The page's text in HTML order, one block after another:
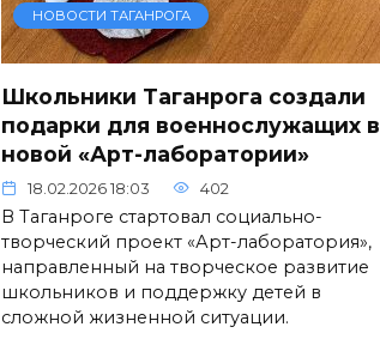
НОВОСТИ ТАГАНРОГА
Школьники Таганрога создали
подарки для военнослужащих в
новой «Арт-лаборатории»
18.02.2026 18:03 402
В Таганроге стартовал социально-
творческий проект «Арт-лаборатория»,
направленный на творческое развитие
школьников и поддержку детей в
сложной жизненной ситуации.